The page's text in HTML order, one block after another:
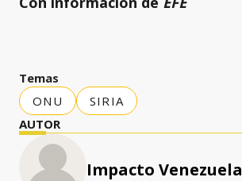
Temas
ONU
SIRIA
AUTOR
Impacto Venezuela